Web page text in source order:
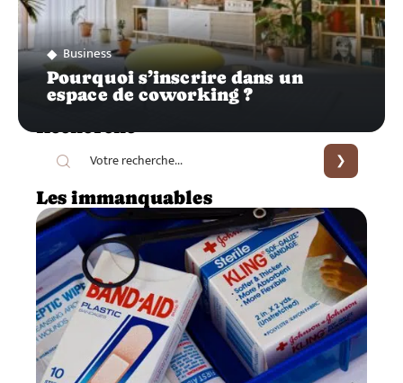
Business
Pourquoi s’inscrire dans un
espace de coworking ?
Recherche
Les immanquables